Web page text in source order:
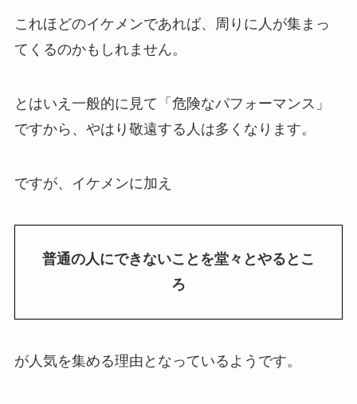
これほどのイケメンであれば、周りに人が集まっ
てくるのかもしれません。
とはいえ一般的に見て「危険なパフォーマンス」
ですから、やはり敬遠する人は多くなります。
ですが、イケメンに加え
普通の人にできないことを堂々とやるとこ
ろ
が人気を集める理由となっているようです。